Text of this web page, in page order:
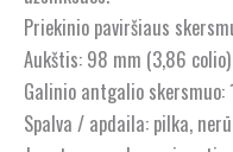
Priekinio paviršiaus
Aukštis: 98 mm (3,86 colio)
Galinio antgalio skersmuo:
Spalva / apdaila: pilka,